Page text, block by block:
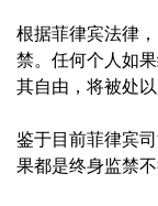
根据菲律宾法律
禁。任何个人如
其自由，将被处以
鉴于目前菲律宾
果都是终身监禁不